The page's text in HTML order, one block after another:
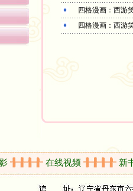
四格漫画：西游
四格漫画：西游
在线视频 新书架